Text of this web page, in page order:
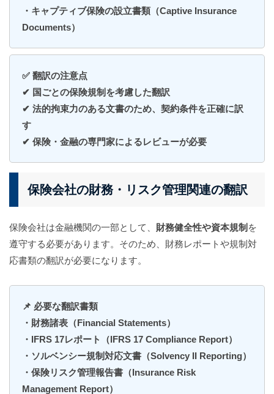
・キャプティブ保険の設立書類（Captive Insurance
Documents）
✅ 翻訳の注意点
✔ 国ごとの保険規制を考慮した翻訳
✔ 法的拘束力のある文書のため、契約条件を正確に訳
す
✔ 保険・金融の専門家によるレビューが必要
保険会社の財務・リスク管理関連の翻訳
保険会社は金融機関の一部として、 財務健全性や資本規制 を
遵守する必要があります。そのため、財務レポートや規制対
応書類の翻訳が必要になります。
📌 必要な翻訳書類
・財務諸表（Financial Statements）
・IFRS 17レポート（IFRS 17 Compliance Report）
・ソルベンシー規制対応文書（Solvency II Reporting）
・保険リスク管理報告書（Insurance Risk
Management Report）